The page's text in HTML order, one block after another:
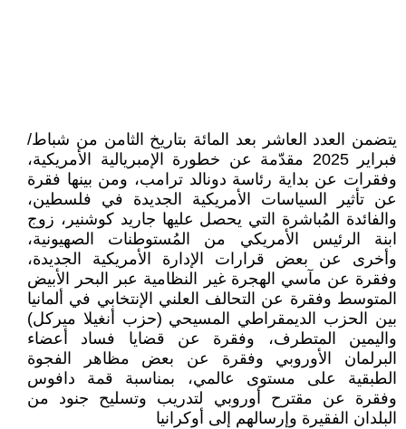
يتضمن العدد العاشر بعد المائة بتاريخ الثامن من شباط/
فبراير 2025 مقدّمة عن خطورة الإمبريالية الأمريكية،
وفقرات عن بداية رئاسة دونالد ترامب، ومن بينها فقرة
عن تأثير السياسات الأمريكية الجديدة في فلسطين،
والفائدة المُباشرة التي يحصل عليها جاريد كوشنير، زوج
ابنة الرئيس الأمريكي من المُستوطنات الصهيونية،
وأخرى عن بعض قرارات الإدارة الأمريكية الجديدة،
وفقرة عن مآسي الهجرة غير النظامية عبر البحر الأبيض
المتوسط وفقرة عن التحالف العلني الإنتخابي في ألمانيا
بين الحزب الديمقراطي المسيحي (حزب أنغيلا ميركل)
واليمين المتطرف، وفقرة عن قضايا فساد أعضاء
البرلمان الأوروبي وفقرة عن بعض مظاهر الفجوة
الطبقية على مستوى عالمي، بمناسبة قمة دافوس
وفقرة عن مقترح أوروبي لتدريب وتسليح جنود من
البلدان الفقيرة وإرسالهم إلى أوكرانيا